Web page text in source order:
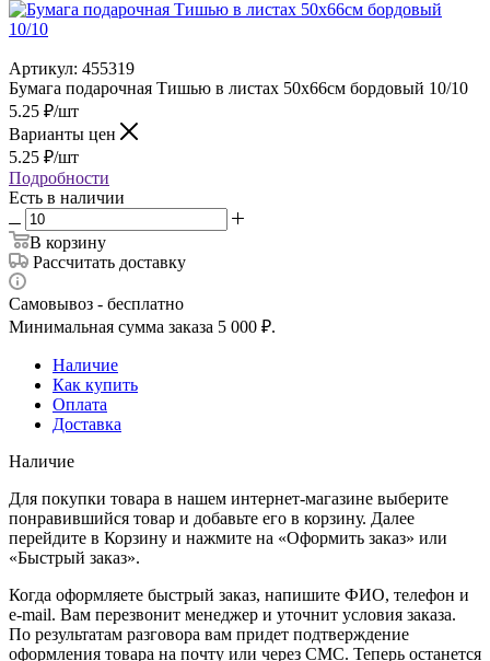
Артикул: 455319
Бумага подарочная Тишью в листах 50х66см бордовый 10/10
5.25 ₽/шт
Варианты цен
5.25 ₽/шт
Подробности
Есть в наличии
В корзину
Рассчитать доставку
Самовывоз - бесплатно
Минимальная сумма заказа 5 000 ₽.
Наличие
Как купить
Оплата
Доставка
Наличие
Для покупки товара в нашем интернет-магазине выберите
понравившийся товар и добавьте его в корзину. Далее
перейдите в Корзину и нажмите на «Оформить заказ» или
«Быстрый заказ».
Когда оформляете быстрый заказ, напишите ФИО, телефон и
e-mail. Вам перезвонит менеджер и уточнит условия заказа.
По результатам разговора вам придет подтверждение
оформления товара на почту или через СМС. Теперь останется